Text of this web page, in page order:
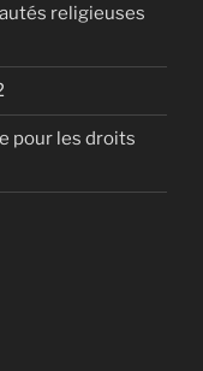
religieuses
pour les droits